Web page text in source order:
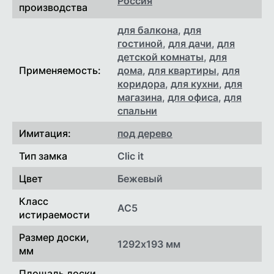
производства
Применяемость:
для балкона, для
гостиной, для дачи, для
детской комнаты, для
дома, для квартиры, для
коридора, для кухни, для
магазина, для офиса, для
спальни
Имитация:
под дерево
Тип замка
Clic it
Цвет
Бежевый
Класс
истираемости
AC5
Размер доски,
мм
1292х193 мм
Дюрополимер( без покраски)
Демонтажные работы
согласовываются
индивидуально
Минимальная стоимость
выезда
100 руб